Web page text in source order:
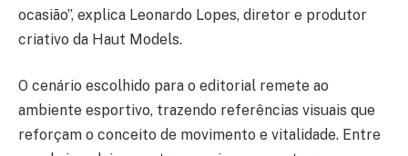
ocasião”, explica Leonardo Lopes, diretor e produtor
criativo da Haut Models.
O cenário escolhido para o editorial remete ao
ambiente esportivo, trazendo referências visuais que
reforçam o conceito de movimento e vitalidade. Entre